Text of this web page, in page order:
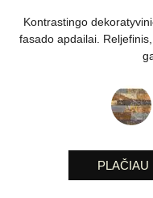
Kontrastingo
fasado apdailai.
PLAČIAU